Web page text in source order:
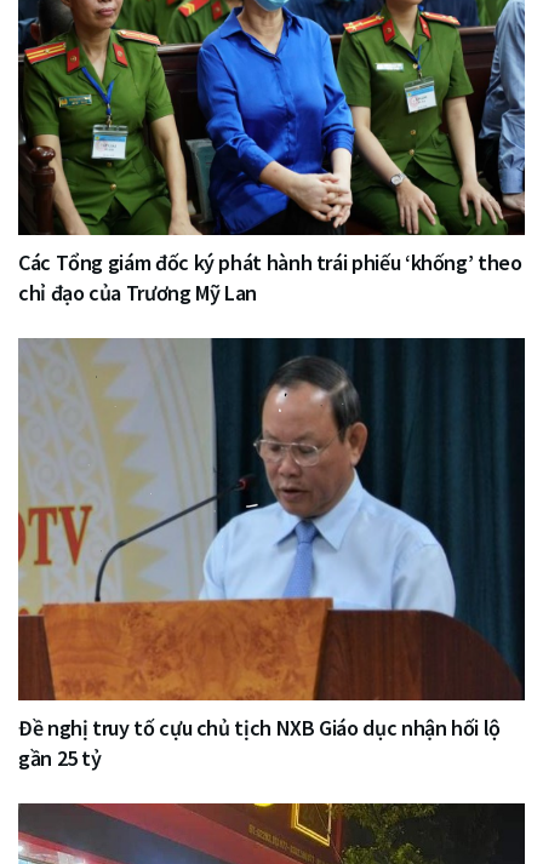
Các Tổng giám đốc ký phát hành trái phiếu ‘khống’ theo
chỉ đạo của Trương Mỹ Lan
Đề nghị truy tố cựu chủ tịch NXB Giáo dục nhận hối lộ
gần 25 tỷ